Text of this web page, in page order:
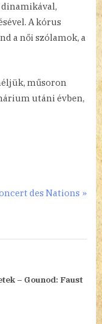
dinamikával,
A kórus
a női szólamok, a
műsoron
utáni évben,
des Nations
– Gounod: Faust